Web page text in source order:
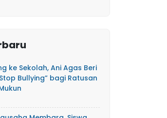
ke Sekolah, Ani Agas Beri
Bullying” bagi Ratusan